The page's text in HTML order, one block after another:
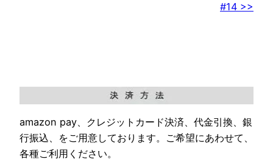
#14 >>
amazon pay、クレジットカード決済、代金引換、銀
行振込、をご用意しております。ご希望にあわせて、
各種ご利用ください。